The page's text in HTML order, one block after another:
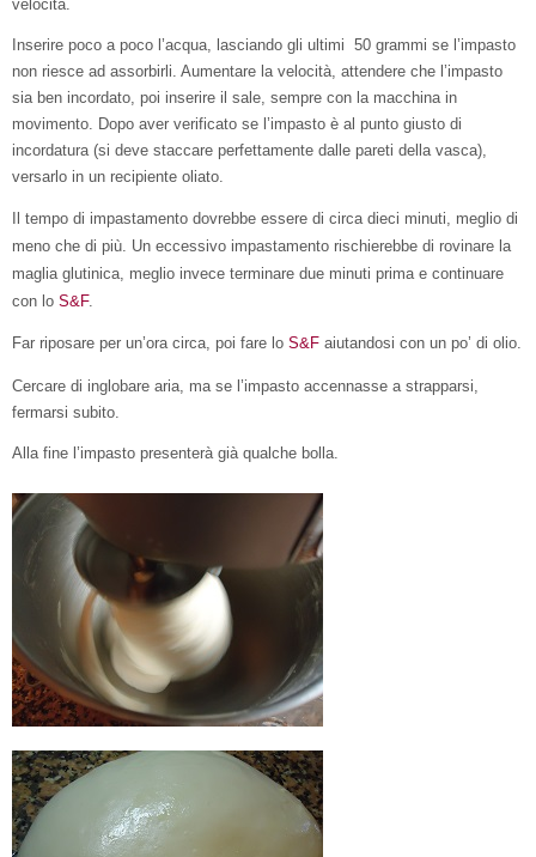
velocità.
Inserire poco a poco l’acqua, lasciando gli ultimi 50 grammi se l’impasto
non riesce ad assorbirli. Aumentare la velocità, attendere che l’impasto
sia ben incordato, poi inserire il sale, sempre con la macchina in
movimento. Dopo aver verificato se l’impasto è al punto giusto di
incordatura (si deve staccare perfettamente dalle pareti della vasca),
versarlo in un recipiente oliato.
Il tempo di impastamento dovrebbe essere di circa dieci minuti, meglio di
meno che di più. Un eccessivo impastamento rischierebbe di rovinare la
maglia glutinica, meglio invece terminare due minuti prima e continuare
con lo S&F.
Far riposare per un’ora circa, poi fare lo S&F aiutandosi con un po’ di olio.
Cercare di inglobare aria, ma se l’impasto accennasse a strapparsi,
fermarsi subito.
Alla fine l’impasto presenterà già qualche bolla.